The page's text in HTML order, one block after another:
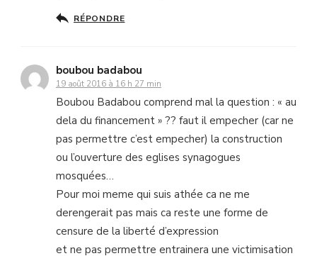
RÉPONDRE
boubou badabou
19 août 2016 à 16 h 27 min
Boubou Badabou comprend mal la question : « au
dela du financement » ?? faut il empecher (car ne
pas permettre c’est empecher) la construction
ou l’ouverture des eglises synagogues
mosquées…
Pour moi meme qui suis athée ca ne me
derengerait pas mais ca reste une forme de
censure de la liberté d’expression
et ne pas permettre entrainera une victimisation